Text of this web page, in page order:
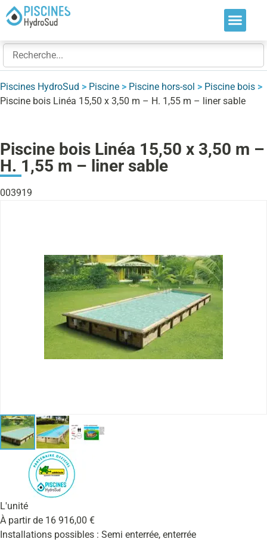
Piscines HydroSud > Piscine > Piscine hors-sol > Piscine bois >
Piscine bois Linéa 15,50 x 3,50 m – H. 1,55 m – liner sable
Piscine bois Linéa 15,50 x 3,50 m –
H. 1,55 m – liner sable
003919
L'unité
À partir de 16 916,00 €
Installations possibles : Semi enterrée, enterrée